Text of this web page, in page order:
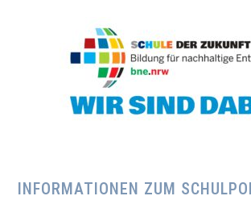
INFORMATIONEN ZUM